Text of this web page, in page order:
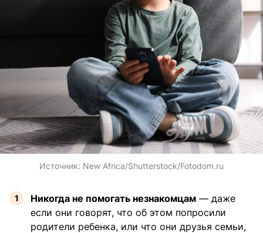
Источник: New Africa/Shutterstock/Fotodom.ru
Никогда не помогать незнакомцам — даже
если они говорят, что об этом попросили
родители ребенка, или что они друзья семьи,